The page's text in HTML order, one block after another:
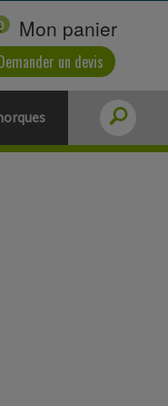
Mon panier
un devis